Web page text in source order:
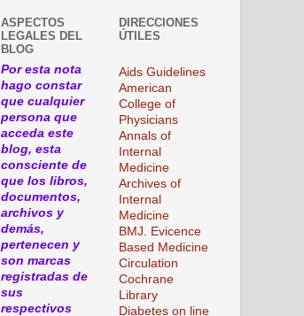
ASPECTOS
LEGALES DEL
BLOG
Por esta nota
hago constar
que cualquier
persona que
acceda este
blog, esta
consciente de
que los libros,
documentos,
archivos y
demás,
pertenecen y
son marcas
registradas de
sus
respectivos
DIRECCIONES
ÚTILES
Aids Guidelines
American
College of
Physicians
Annals of
Internal
Medicine
Archives of
Internal
Medicine
BMJ. Evicence
Based Medicine
Circulation
Cochrane
Library
Diabetes on line